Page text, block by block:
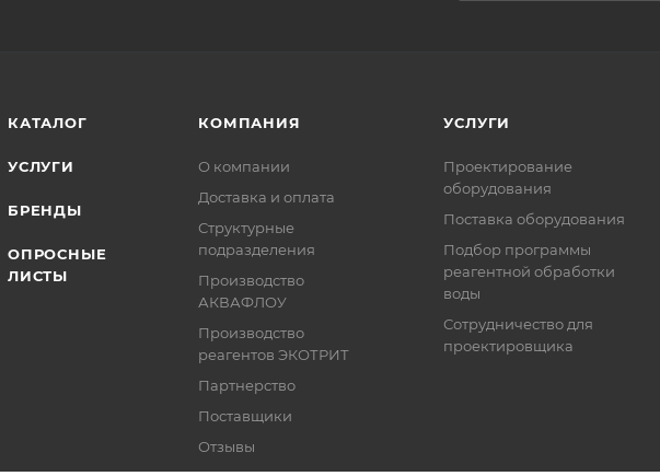
КАТАЛОГ
УСЛУГИ
БРЕНДЫ
ОПРОСНЫЕ
ЛИСТЫ
КОМПАНИЯ
О компании
Доставка и оплата
Структурные
подразделения
Производство
АКВАФЛОУ
Производство
реагентов ЭКОТРИТ
Партнерство
Поставщики
Отзывы
УСЛУГИ
Проектирование
оборудования
Поставка оборудования
Подбор программы
реагентной обработки
воды
Сотрудничество для
проектировщика